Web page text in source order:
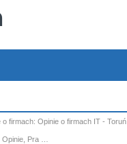
tutaj:
o firmach: Opinie o firmach IT - Toruń
Pra …